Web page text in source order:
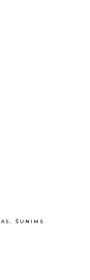
,ŠUNIMS